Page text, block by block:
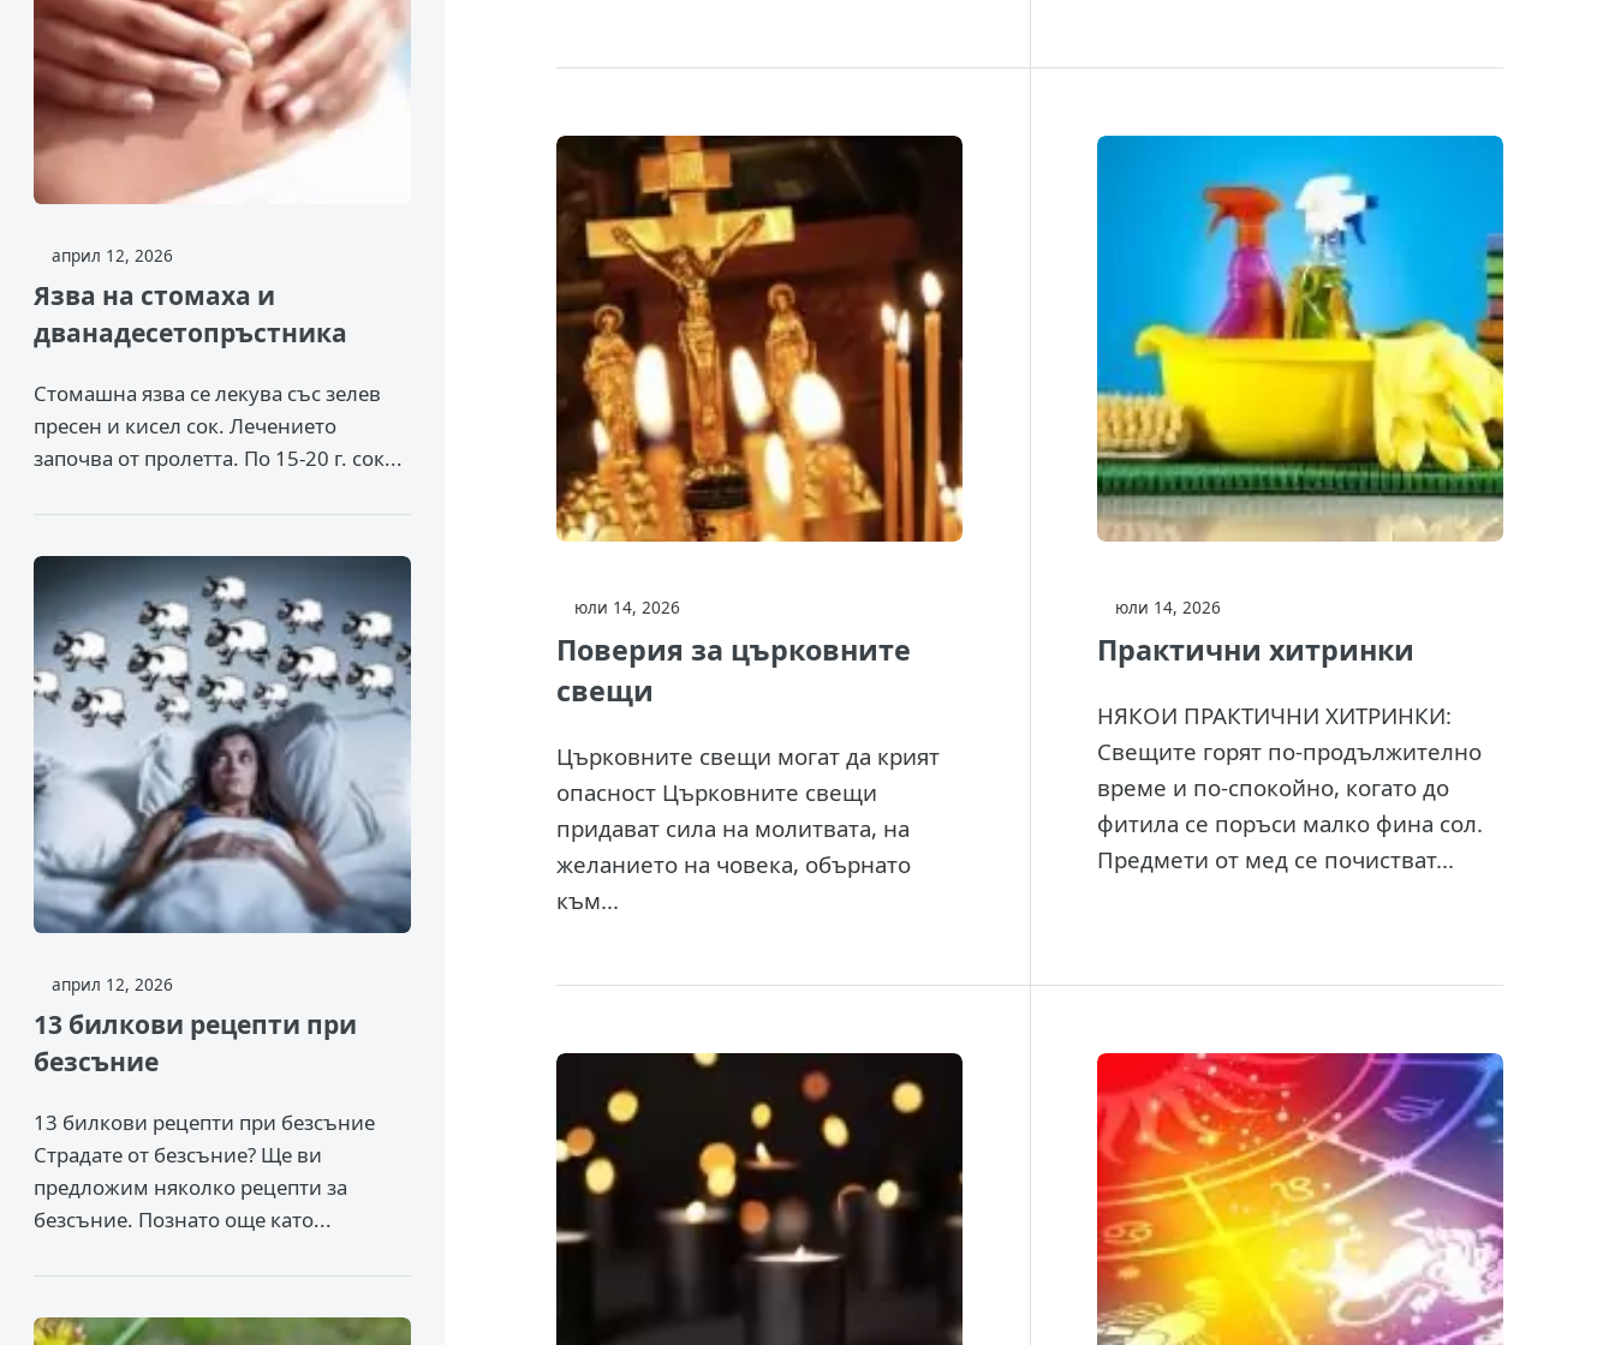
юли 14, 2026
Поверия за църковните
свещи
Църковните свещи могат да крият
опасност Църковните свещи
придават сила на молитвата, на
желанието на човека, обърнато
към...
юли 14, 2026
Практични хитринки
НЯКОИ ПРАКТИЧНИ ХИТРИНКИ:
Свещите горят по-продължително
време и по-спокойно, когато до
фитила се поръси малко фина сол.
Предмети от мед се почистват...
април 12, 2026
Язва на стомаха и
дванадесетопръстника
Стомашна язва се лекува със зелев
пресен и кисел сок. Лечението
започва от пролетта. По 15-20 г. сок...
април 12, 2026
13 билкови рецепти при
безсъние
13 билкови рецепти при безсъние
Страдате от безсъние? Ще ви
предложим няколко рецепти за
безсъние. Познато още като...